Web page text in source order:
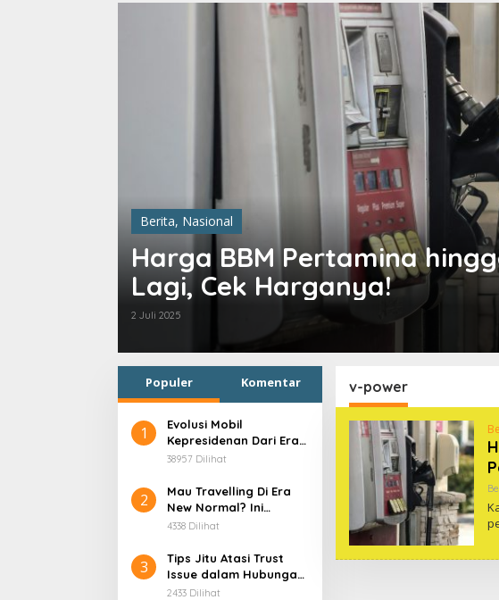
Berita, Nasional
Harga BBM Pertamina
Lagi, Cek Harganya!
2 Juli 2025
Populer Komentar
1
Evolusi Mobil
Kepresidenan Dari Era
Soekarno
38957 Dilihat
2
Mau Travelling Di Era
New Normal? Ini
Beberapa Hal Yang
Persiapkan!
4338 Dilihat
3
Tips Jitu Atasi Trust
Issue dalam Hubungan,
Dijamin Ampuh!
2433 Dilihat
v-power